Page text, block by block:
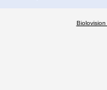
Biolovision